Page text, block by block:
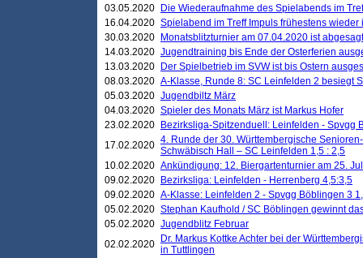
03.05.2020
Die Wiederaufnahme des Spielabends im
16.04.2020 Spielabend im Treff Impuls frühestens wieder
30.03.2020
Monatsblitzturnier am 07.04.2020 ist abgesagt
14.03.2020 Jugendtraining bis Ende der Osterferien
13.03.2020
Der Spielbetrieb im SVW ist bis Ostern
08.03.2020 A-Klasse, Runde 8: SC Leinfelden 2 besiegt
05.03.2020 Jugendbiltz März
04.03.2020 Spieler des Monats März ist Markus Hofer
23.02.2020
Bezirksliga-Spitzenduell: Leinfelden - Spvgg
17.02.2020 4. Runde der 30. Württembergische
Schwäbisch Hall – SC Leinfelden 1,5 : 2,5
10.02.2020 Ankündigung: 12. Biergartenturnier am 25.
09.02.2020
Bezirksliga: Leinfelden - Herrenberg 4,5:3,5
09.02.2020 A-Klasse: Leinfelden 2 - Spvgg Böblingen 3
05.02.2020 Stephan Kaufhold / SC Böblingen gewinnt
05.02.2020 Jugendblitz Februar
02.02.2020
Dr. Markus Kottke Achter bei der
in Tuttlingen